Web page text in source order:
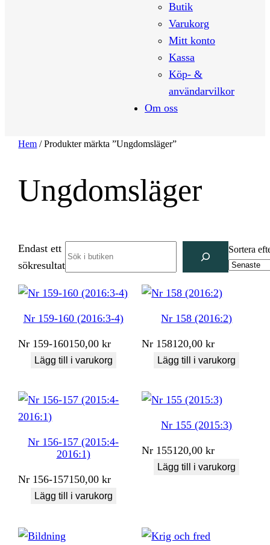
Butik
Varukorg
Mitt konto
Kassa
Köp- &
användarvilkor
Om oss
Hem / Produkter märkta ”Ungdomsläger”
Ungdomsläger
Endast ett
sökresultat
Sortera
Nr 159-160 (2016:3-4)
Nr 159-160150,00kr
Lägg till i varukorg
Nr 158 (2016:2)
Nr 158120,00kr
Lägg till i varukorg
Nr 156-157 (2015:4-
2016:1)
Nr 156-157150,00kr
Lägg till i varukorg
Nr 155 (2015:3)
Nr 155120,00kr
Lägg till i varukorg